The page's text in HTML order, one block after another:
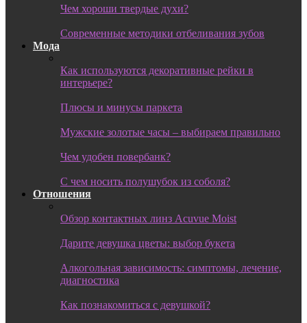
Чем хороши твердые духи?
Современные методики отбеливания зубов
Мода
Как используются декоративные рейки в
интерьере?
Плюсы и минусы паркета
Мужские золотые часы – выбираем правильно
Чем удобен повербанк?
С чем носить полушубок из соболя?
Отношения
Обзор контактных линз Acuvue Moist
Дарите девушка цветы: выбор букета
Алкогольная зависимость: симптомы, лечение,
диагностика
Как познакомиться с девушкой?